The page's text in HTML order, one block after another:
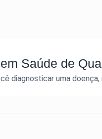
Saúde de
diagnosticar uma